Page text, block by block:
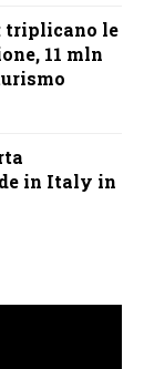
triplicano le
11 mln
in Italy in